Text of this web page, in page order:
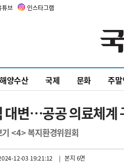
튜브 인스타그램
해양수산 국제 문화 주
변…공공 의료체계
<4> 복지환경위원회
12-03 19:21:12 | 본지 6면